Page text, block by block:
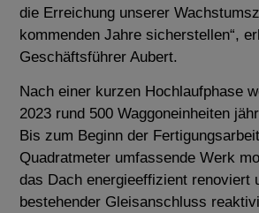
die Erreichung unserer
kommenden Jahre sicherstellen“,
Geschäftsführer Aubert.
Nach einer kurzen Hochlaufphase
2023 rund 500 Waggoneinheiten
Bis zum Beginn der
Quadratmeter umfassende Werk
das Dach energieeffizient renoviert
bestehender Gleisanschluss